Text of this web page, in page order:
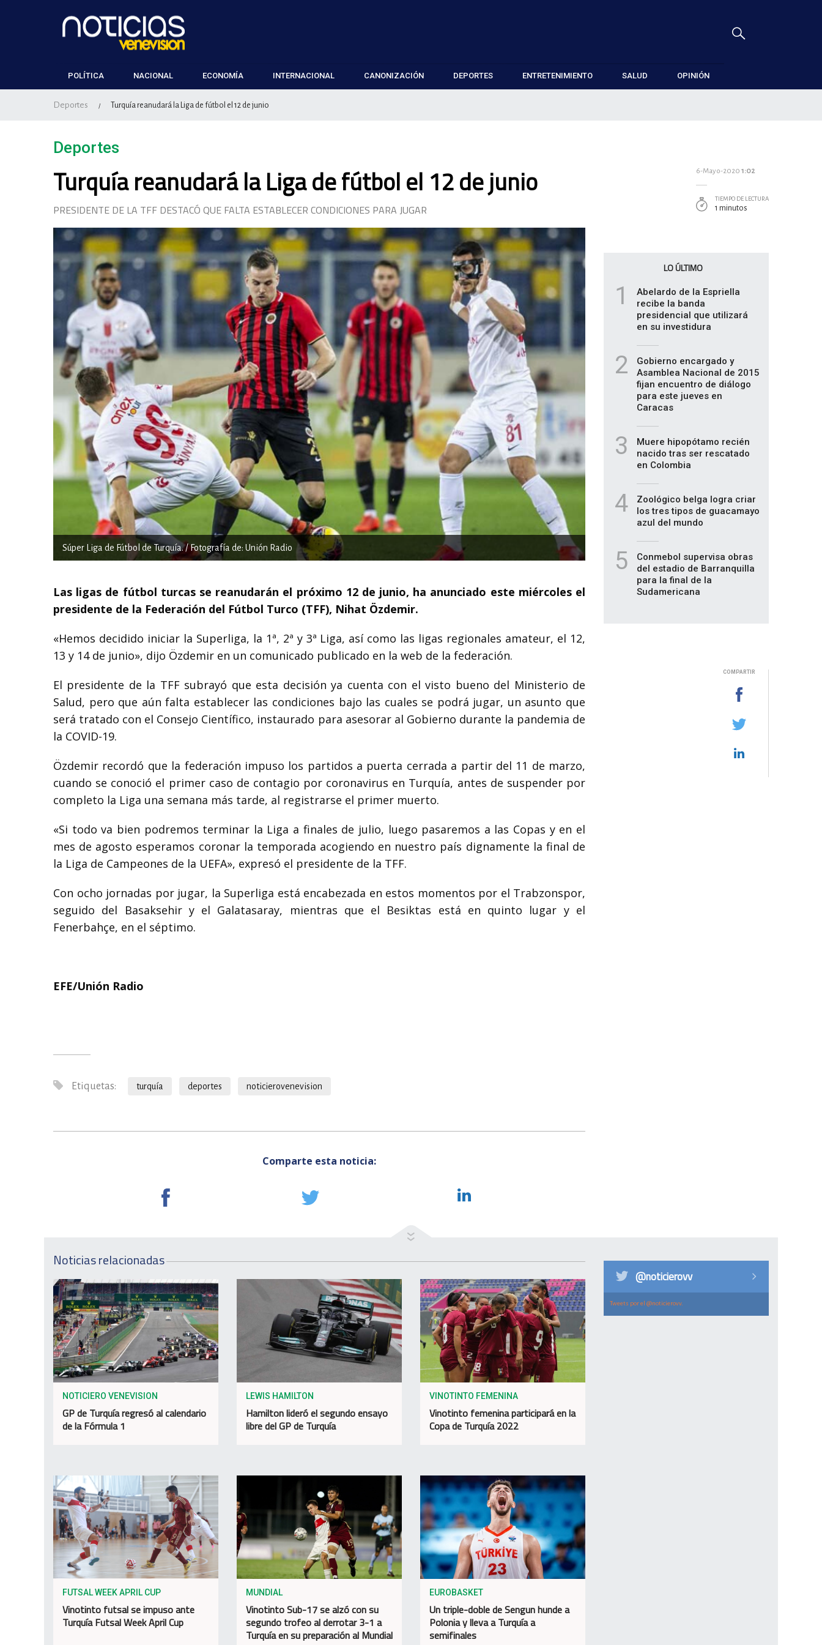
POLÍTICA NACIONAL ECONOMÍA INTERNACIONAL CANONIZACIÓN DEPORTES ENTRETENIMIENTO SALUD OPINIÓN
Deportes / Turquía reanudará la Liga de fútbol el 12 de junio
Deportes
Turquía reanudará la Liga de fútbol el 12 de junio
PRESIDENTE DE LA TFF DESTACÓ QUE FALTA ESTABLECER CONDICIONES PARA JUGAR
Súper Liga de Fútbol de Turquía. / Fotografía de: Unión Radio
Las ligas de fútbol turcas se reanudarán el próximo 12 de junio, ha anunciado este miércoles el
presidente de la Federación del Fútbol Turco (TFF), Nihat Özdemir.
«Hemos decidido iniciar la Superliga, la 1ª, 2ª y 3ª Liga, así como las ligas regionales amateur, el 12,
13 y 14 de junio», dijo Özdemir en un comunicado publicado en la web de la federación.
El presidente de la TFF subrayó que esta decisión ya cuenta con el visto bueno del Ministerio de
Salud, pero que aún falta establecer las condiciones bajo las cuales se podrá jugar, un asunto que
será tratado con el Consejo Científico, instaurado para asesorar al Gobierno durante la pandemia de
la COVID-19.
Özdemir recordó que la federación impuso los partidos a puerta cerrada a partir del 11 de marzo,
cuando se conoció el primer caso de contagio por coronavirus en Turquía, antes de suspender por
completo la Liga una semana más tarde, al registrarse el primer muerto.
«Si todo va bien podremos terminar la Liga a finales de julio, luego pasaremos a las Copas y en el
mes de agosto esperamos coronar la temporada acogiendo en nuestro país dignamente la final de
la Liga de Campeones de la UEFA», expresó el presidente de la TFF.
Con ocho jornadas por jugar, la Superliga está encabezada en estos momentos por el Trabzonspor,
seguido del Basaksehir y el Galatasaray, mientras que el Besiktas está en quinto lugar y el
Fenerbahçe, en el séptimo.
EFE/Unión Radio
Etiquetas: turquía deportes noticierovenevision
Comparte esta noticia:
6-Mayo-2020 1:02
TIEMPO DE LECTURA
1 minutos
LO ÚLTIMO
1
Abelardo de la Espriella
recibe la banda
presidencial que utilizará
en su investidura
2
Gobierno encargado y
Asamblea Nacional de 2015
fijan encuentro de diálogo
para este jueves en
Caracas
3
Muere hipopótamo recién
nacido tras ser rescatado
en Colombia
4
Zoológico belga logra criar
los tres tipos de guacamayo
azul del mundo
5
Conmebol supervisa obras
del estadio de Barranquilla
para la final de la
Sudamericana
COMPARTIR
Noticias relacionadas
NOTICIERO VENEVISION
GP de Turquía regresó al calendario
de la Fórmula 1
LEWIS HAMILTON
Hamilton lideró el segundo ensayo
libre del GP de Turquía
VINOTINTO FEMENINA
Vinotinto femenina participará en la
Copa de Turquía 2022
FUTSAL WEEK APRIL CUP
Vinotinto futsal se impuso ante
Turquía Futsal Week April Cup
MUNDIAL
Vinotinto Sub-17 se alzó con su
segundo trofeo al derrotar 3-1 a
Turquía en su preparación al Mundial
EUROBASKET
Un triple-doble de Sengun hunde a
Polonia y lleva a Turquía a
semifinales
@noticierovv
Tweets por el @noticierovv.